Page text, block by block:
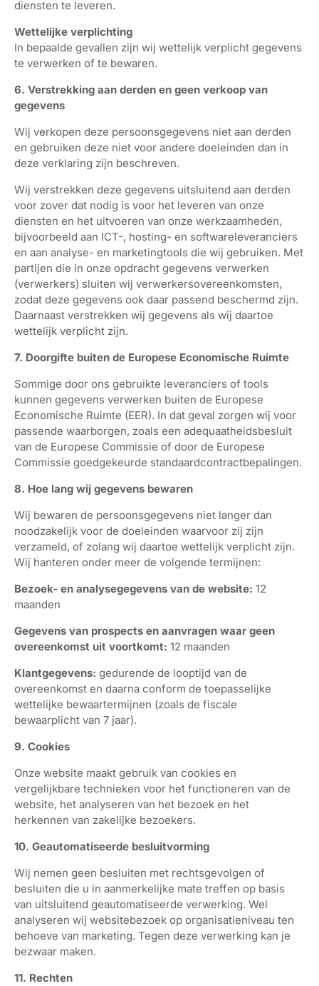
diensten te leveren.
Wettelijke verplichting
In bepaalde gevallen zijn wij wettelijk verplicht gegevens
te verwerken of te bewaren.
6. Verstrekking aan derden en geen verkoop van
gegevens
Wij verkopen deze persoonsgegevens niet aan derden
en gebruiken deze niet voor andere doeleinden dan in
deze verklaring zijn beschreven.
Wij verstrekken deze gegevens uitsluitend aan derden
voor zover dat nodig is voor het leveren van onze
diensten en het uitvoeren van onze werkzaamheden,
bijvoorbeeld aan ICT-, hosting- en softwareleveranciers
en aan analyse- en marketingtools die wij gebruiken. Met
partijen die in onze opdracht gegevens verwerken
(verwerkers) sluiten wij verwerkersovereenkomsten,
zodat deze gegevens ook daar passend beschermd zijn.
Daarnaast verstrekken wij gegevens als wij daartoe
wettelijk verplicht zijn.
7. Doorgifte buiten de Europese Economische Ruimte
Sommige door ons gebruikte leveranciers of tools
kunnen gegevens verwerken buiten de Europese
Economische Ruimte (EER). In dat geval zorgen wij voor
passende waarborgen, zoals een adequaatheidsbesluit
van de Europese Commissie of door de Europese
Commissie goedgekeurde standaardcontractbepalingen.
8. Hoe lang wij gegevens bewaren
Wij bewaren de persoonsgegevens niet langer dan
noodzakelijk voor de doeleinden waarvoor zij zijn
verzameld, of zolang wij daartoe wettelijk verplicht zijn.
Wij hanteren onder meer de volgende termijnen:
Bezoek- en analysegegevens van de website: 12
maanden
Gegevens van prospects en aanvragen waar geen
overeenkomst uit voortkomt: 12 maanden
Klantgegevens: gedurende de looptijd van de
overeenkomst en daarna conform de toepasselijke
wettelijke bewaartermijnen (zoals de fiscale
bewaarplicht van 7 jaar).
9. Cookies
Onze website maakt gebruik van cookies en
vergelijkbare technieken voor het functioneren van de
website, het analyseren van het bezoek en het
herkennen van zakelijke bezoekers.
10. Geautomatiseerde besluitvorming
Wij nemen geen besluiten met rechtsgevolgen of
besluiten die u in aanmerkelijke mate treffen op basis
van uitsluitend geautomatiseerde verwerking. Wel
analyseren wij websitebezoek op organisatieniveau ten
behoeve van marketing. Tegen deze verwerking kan je
bezwaar maken.
11. Rechten